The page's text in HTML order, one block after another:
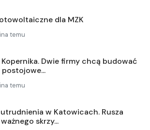
dla MZK
temu
Kopernika. Dwie firmy chcą budować
temu
w Katowicach. Rusza
skrzy...